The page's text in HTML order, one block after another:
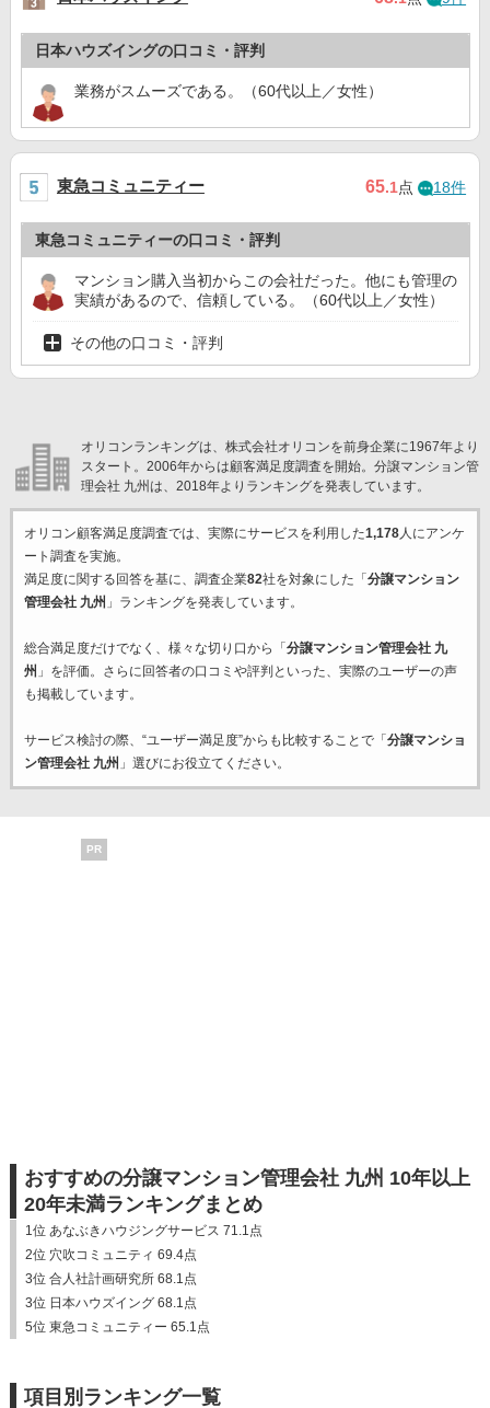
日本ハウズイングの口コミ・評判
業務がスムーズである。（60代以上／女性）
東急コミュニティー 65.1点 18件
東急コミュニティーの口コミ・評判
マンション購入当初からこの会社だった。他にも管理の
実績があるので、信頼している。（60代以上／女性）
その他の口コミ・評判
オリコンランキングは、株式会社オリコンを前身企業に1967年より
スタート。2006年からは顧客満足度調査を開始。分譲マンション管
理会社 九州は、2018年よりランキングを発表しています。
オリコン顧客満足度調査では、実際にサービスを利用した1,178人にアンケ
ート調査を実施。
満足度に関する回答を基に、調査企業82社を対象にした「分譲マンション
管理会社 九州 」ランキングを発表しています。
総合満足度だけでなく、様々な切り口から「分譲マンション管理会社 九
州 」を評価。さらに回答者の口コミや評判といった、実際のユーザーの声
も掲載しています。
サービス検討の際、“ユーザー満足度”からも比較することで「分譲マンショ
ン管理会社 九州 」選びにお役立てください。
PR
おすすめの分譲マンション管理会社 九州 10年以上
20年未満ランキングまとめ
1位 あなぶきハウジングサービス 71.1点
2位 穴吹コミュニティ 69.4点
3位 合人社計画研究所 68.1点
3位 日本ハウズイング 68.1点
5位 東急コミュニティー 65.1点
項目別ランキング一覧